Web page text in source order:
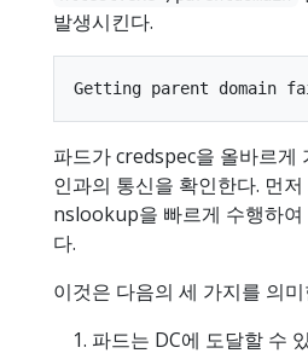
발생시킨다.
파드가 credspec을 올바르게
인과의 통신을 확인한다. 먼
nslookup을 빠르게 수행하여
다.
이것은 다음의 세 가지를 의미
파드는 DC에 도달할 수